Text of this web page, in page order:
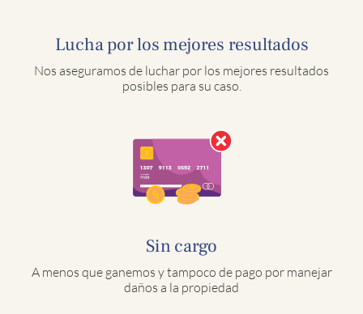
Lucha por los mejores resultados
Nos aseguramos de luchar por los mejores resultados
posibles para su caso.
Sin cargo
A menos que ganemos y tampoco de pago por manejar
daños a la propiedad